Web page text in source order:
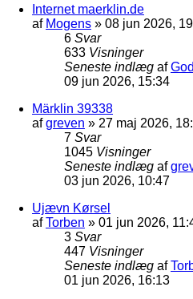
Internet maerklin.de
af Mogens » 08 jun 2026,
6 Svar
633 Visninger
Seneste indlæg af
09 jun 2026, 15:34
Märklin 39338
afgreven » 27 maj 2026,
7 Svar
1045 Visninger
Seneste indlæg af
03 jun 2026, 10:47
Ujævn Kørsel
afTorben » 01 jun 2026,
3 Svar
447 Visninger
Seneste indlæg af
01 jun 2026, 16:13